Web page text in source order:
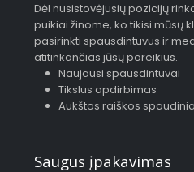
Dėl nusistovėjusių pozicijų
puikiai žinome, ko tikisi mūsų
pasirinkti spausdintuvus ir
atitinkančias jūsų poreikius.
Naujausi spausdintuvai
Tikslus apdirbimas
Aukštos raiškos
Saugus įpakavimas